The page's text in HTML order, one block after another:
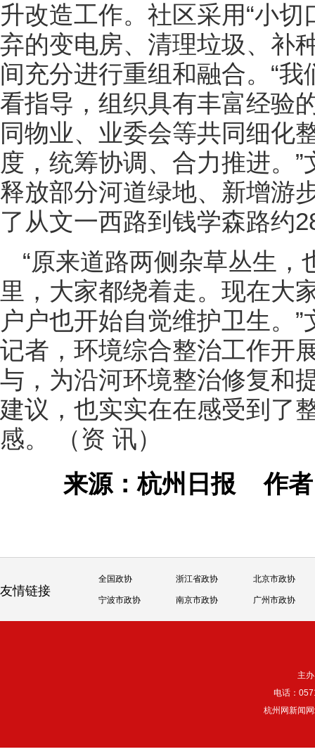
升改造工作。社区采用“小
弃的变电房、清理垃圾、补
间充分进行重组和融合。“
看指导，组织具有丰富经验
同物业、业委会等共同细化
度，统筹协调、合力推进。
释放部分河道绿地、新增游
了从文一西路到钱学森路约
“原来道路两侧杂草丛生
里，大家都绕着走。现在大
户户也开始自觉维护卫生。
记者，环境综合整治工作开
与，为沿河环境整治修复和
建议，也实实在在感受到了
感。 （资 讯）
来源：杭州日报作
友情链接
全国政协 浙江省政协 北京市政协
宁波市政协 南京市政协 广州市政协
主
电话：
杭州网新闻